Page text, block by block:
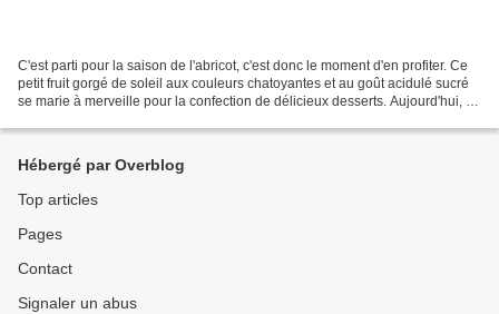
C'est parti pour la saison de l'abricot, c'est donc le moment d'en profiter. Ce
petit fruit gorgé de soleil aux couleurs chatoyantes et au goût acidulé sucré
se marie à merveille pour la confection de délicieux desserts. Aujourd'hui, il
Hébergé par Overblog
Top articles
Pages
Contact
Signaler un abus